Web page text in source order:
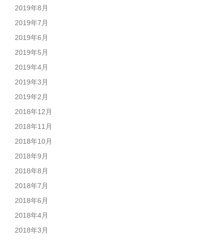
2019年8月
2019年7月
2019年6月
2019年5月
2019年4月
2019年3月
2019年2月
2018年12月
2018年11月
2018年10月
2018年9月
2018年8月
2018年7月
2018年6月
2018年4月
2018年3月